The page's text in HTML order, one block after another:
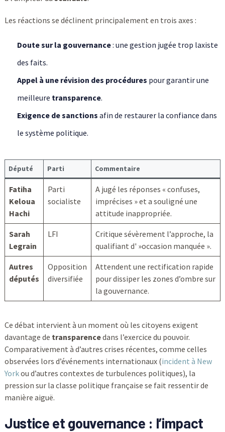
Les réactions se déclinent principalement en trois axes :
Doute sur la gouvernance: une gestion jugée trop laxiste
des faits.
Appel à une révision des procédures pour garantir une
meilleure transparence.
Exigence de sanctions afin de restaurer la confiance dans
le système politique.
Député Parti Commentaire
Fatiha
Keloua
Hachi
Parti
socialiste
A jugé les réponses « confuses,
imprécises » et a souligné une
attitude inappropriée.
Sarah
Legrain
LFI
Critique sévèrement l’approche, la
qualifiant d' »occasion manquée ».
Autres
députés
Opposition
diversifiée
Attendent une rectification rapide
pour dissiper les zones d’ombre sur
la gouvernance.
Ce débat intervient à un moment où les citoyens exigent
davantage de transparencedans l’exercice du pouvoir.
Comparativement à d’autres crises récentes, comme celles
observées lors d’événements internationaux (incident à New
Yorkou d’autres contextes de turbulences politiques), la
pression sur la classe politique française se fait ressentir de
manière aiguë.
Justice et gouvernance : l’impact